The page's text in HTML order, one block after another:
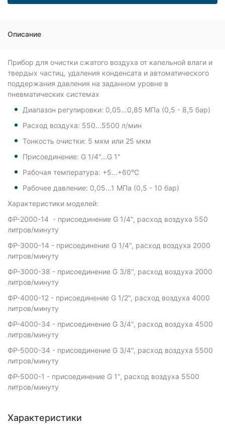
Описание
Прибор для очистки сжатого воздуха от капельной влаги и
твердых частиц, удаления конденсата и автоматического
поддержания давления на заданном уровне в
пневматических системах
Диапазон регулировки: 0,05...0,85 МПа (0,5 - 8,5 бар)
Расход воздуха: 550...5500 л/мин
Тонкость очистки: 5 мкм или 25 мкм
Присоединение: G 1/4"...G 1"
Рабочая температура: +5...+60°С
Рабочее давление: 0,05...1 МПа (0,5 - 10 бар)
Характеристики моделей:
ФР-2000-14 - присоединение G 1/4", расход воздуха 550
литров/минуту
ФР-3000-14 - присоединение G 1/4", расход воздуха 2000
литров/минуту
ФР-3000-38 - присоединение G 3/8", расход воздуха 2000
литров/минуту
ФР-4000-12 - присоединение G 1/2", расход воздуха 4000
литров/минуту
ФР-4000-34 - присоединение G 3/4", расход воздуха 4500
литров/минуту
ФР-5000-34 - присоединение G 3/4", расход воздуха 5500
литров/минуту
ФР-5000-1 - присоединение G 1", расход воздуха 5500
литров/минуту
Характеристики